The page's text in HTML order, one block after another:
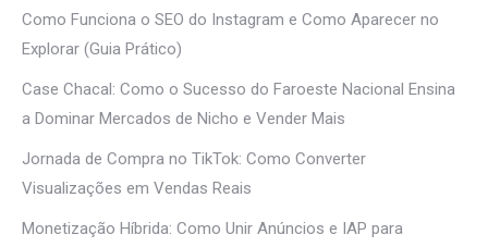
Como Funciona o SEO do Instagram e Como Aparecer no
Explorar (Guia Prático)
Case Chacal: Como o Sucesso do Faroeste Nacional Ensina
a Dominar Mercados de Nicho e Vender Mais
Jornada de Compra no TikTok: Como Converter
Visualizações em Vendas Reais
Monetização Híbrida: Como Unir Anúncios e IAP para